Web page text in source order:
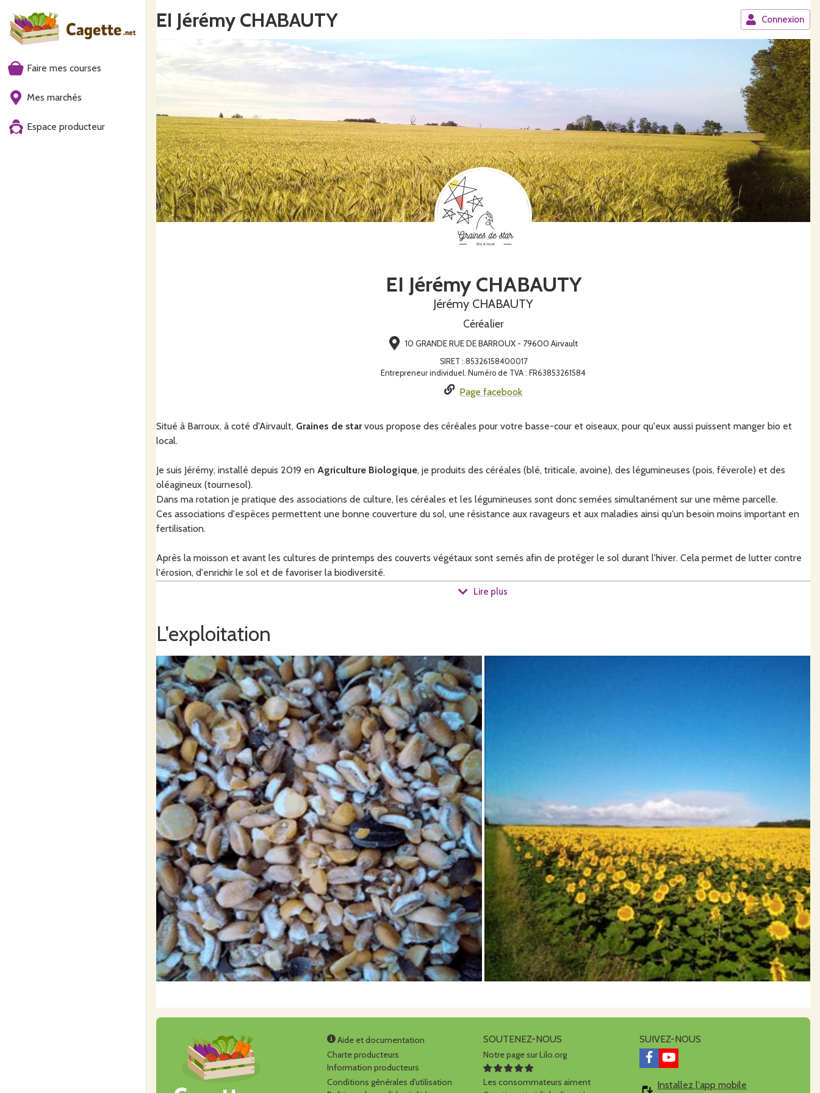
Faire mes courses
Mes marchés
Espace producteur
EI Jérémy CHABAUTY Connexion
EI Jérémy CHABAUTY
Jérémy CHABAUTY
Céréalier
10 GRANDE RUE DE BARROUX - 79600 Airvault
SIRET : 85326158400017
Entrepreneur individuel. Numéro de TVA : FR63853261584
Page facebook
Situé à Barroux, à coté d'Airvault, Graines de starvous propose des céréales pour votre basse-cour et oiseaux, pour qu'eux aussi puissent manger bio et
local.
Je suis Jérémy, installé depuis 2019 en Agriculture Biologique, je produits des céréales (blé, triticale, avoine), des légumineuses (pois, féverole) et des
oléagineux (tournesol).
Dans ma rotation je pratique des associations de culture, les céréales et les légumineuses sont donc semées simultanément sur une même parcelle.
Ces associations d'espèces permettent une bonne couverture du sol, une résistance aux ravageurs et aux maladies ainsi qu'un besoin moins important en
fertilisation.
Après la moisson et avant les cultures de printemps des couverts végétaux sont semés afin de protéger le sol durant l'hiver. Cela permet de lutter contre
l'érosion, d'enrichir le sol et de favoriser la biodiversité.
A la ferme, je stocke ma récolte pour ensuite l'ensacher et vous proposer les différents aliments.
Le mélange pondeuse est un mélange complet et équilibré pour que vos poules soient en bonne santé toute l'année et ainsi assurer une ponte constante.
Le tournesol, apprécié par un bon nombre d'oiseaux apporte une alimentation riche. Essentiel en période hivernale, il est très riche en énergies et
vitamines.
Vente directe à la ferme sur réservation.
Lire plus
L'exploitation
Aide et documentation
Charte producteurs
Information producteurs
Conditions générales d'utilisation
SOUTENEZ-NOUS
Notre page sur Lilo.org
Les consommateurs aiment
SUIVEZ-NOUS
Installez l'app mobile